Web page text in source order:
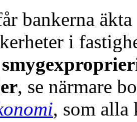
bankerna
i
, se närmare
, som alla